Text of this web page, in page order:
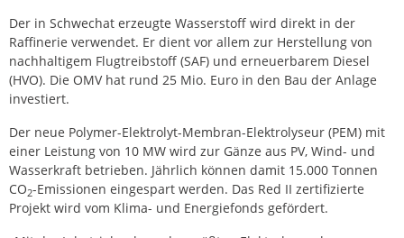
Der in Schwechat erzeugte Wasserstoff wird direkt in der
Raffinerie verwendet. Er dient vor allem zur Herstellung von
nachhaltigem Flugtreibstoff (SAF) und erneuerbarem Diesel
(HVO). Die OMV hat rund 25 Mio. Euro in den Bau der Anlage
investiert.
Der neue Polymer-Elektrolyt-Membran-Elektrolyseur (PEM) mit
einer Leistung von 10 MW wird zur Gänze aus PV, Wind- und
Wasserkraft betrieben. Jährlich können damit 15.000 Tonnen
CO2-Emissionen eingespart werden. Das Red II zertifizierte
Projekt wird vom Klima- und Energiefonds gefördert.